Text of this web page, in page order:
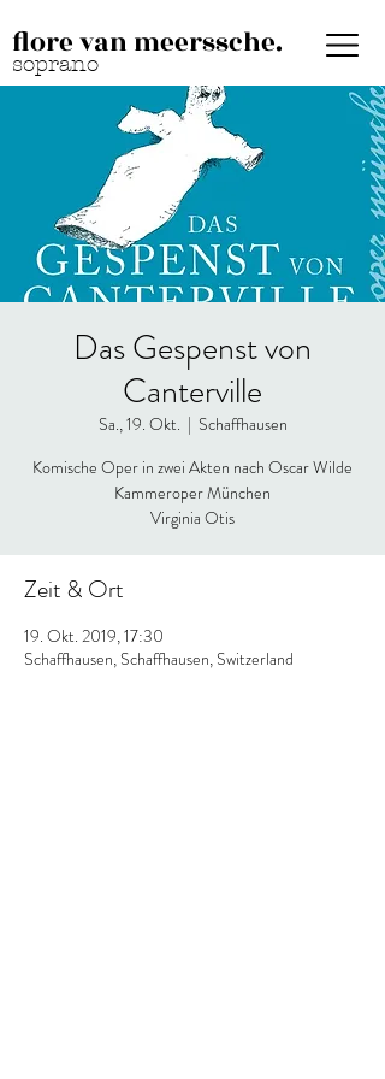
flore van meerssche.
soprano
Das Gespenst von
Canterville
Sa., 19. Okt.
  |
Schaffhausen
Komische Oper in zwei Akten nach Oscar Wilde
Kammeroper München
Virginia Otis
Zeit & Ort
19. Okt. 2019, 17:30
Schaffhausen, Schaffhausen, Switzerland